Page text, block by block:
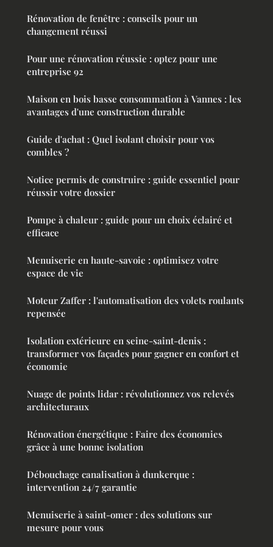
Rénovation de fenêtre : conseils pour un
changement réussi
Pour une rénovation réussie : optez pour une
entreprise 92
Maison en bois basse consommation à Vannes : les
avantages d'une construction durable
Guide d'achat : Quel isolant choisir pour vos
combles ?
Notice permis de construire : guide essentiel pour
réussir votre dossier
Pompe à chaleur : guide pour un choix éclairé et
efficace
Menuiserie en haute-savoie : optimisez votre
espace de vie
Moteur Zaffer : l'automatisation des volets roulants
repensée
Isolation extérieure en seine-saint-denis :
transformer vos façades pour gagner en confort et
économie
Nuage de points lidar : révolutionnez vos relevés
architecturaux
Rénovation énergétique : Faire des économies
grâce à une bonne isolation
Débouchage canalisation à dunkerque :
intervention 24/7 garantie
Menuiserie à saint-omer : des solutions sur
mesure pour vous